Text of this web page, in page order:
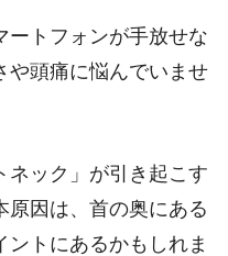
ートフォンが手放せな
や頭痛に悩んでいませ
ネック」が引き起こす
原因は、首の奥にある
ントにあるかもしれま